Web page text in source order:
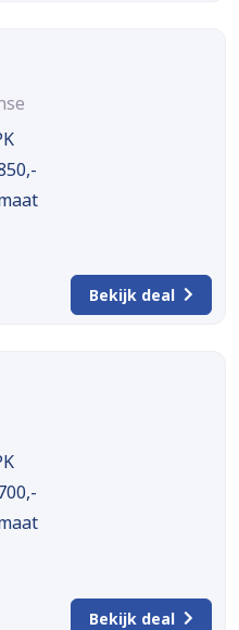
Bekijk deal
Bekijk deal